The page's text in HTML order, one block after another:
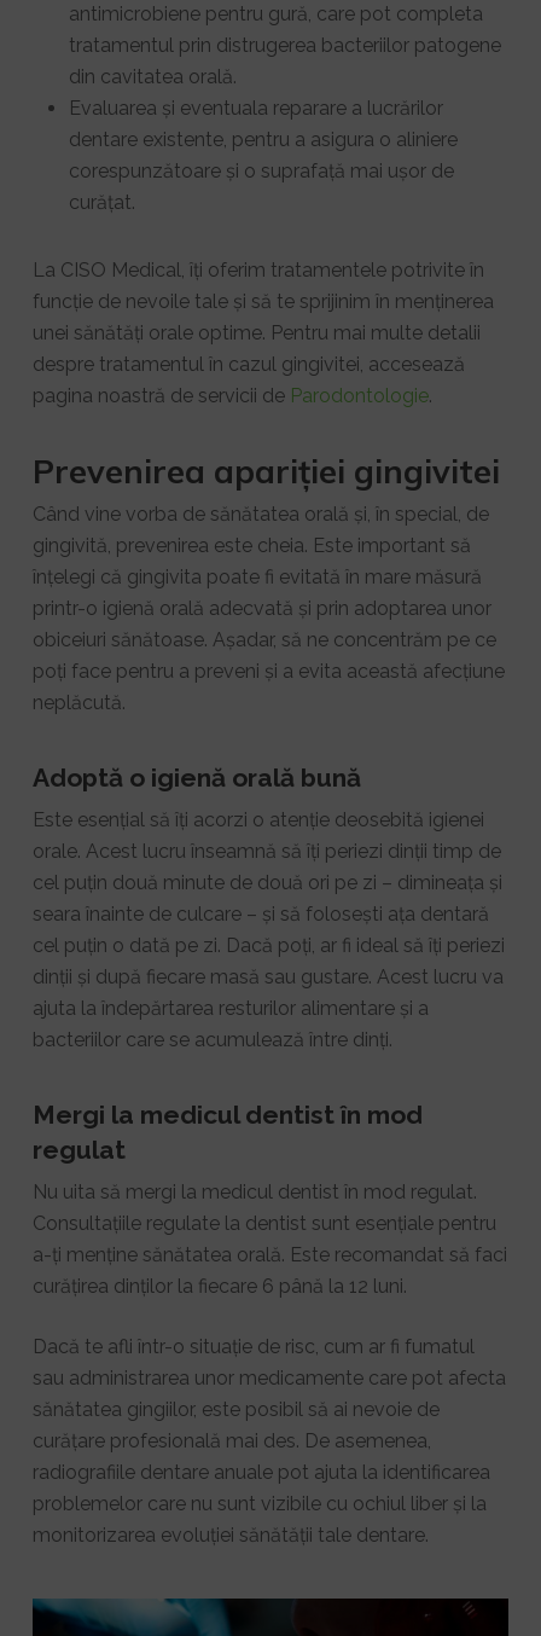
antimicrobiene pentru gură, care pot completa
tratamentul prin distrugerea bacteriilor patogene
din cavitatea orală.
Evaluarea și eventuala reparare a lucrărilor
dentare existente, pentru a asigura o aliniere
corespunzătoare și o suprafață mai ușor de
curățat.
La CISO Medical, îți oferim tratamentele potrivite în
funcție de nevoile tale și să te sprijinim în menținerea
unei sănătăți orale optime. Pentru mai multe detalii
despre tratamentul în cazul gingivitei, accesează
pagina noastră de servicii de Parodontologie.
Prevenirea apariției gingivitei
Când vine vorba de sănătatea orală și, în special, de
gingivită, prevenirea este cheia. Este important să
înțelegi că gingivita poate fi evitată în mare măsură
printr-o igienă orală adecvată și prin adoptarea unor
obiceiuri sănătoase. Așadar, să ne concentrăm pe ce
poți face pentru a preveni și a evita această afecțiune
neplăcută.
Adoptă o igienă orală bună
Este esențial să îți acorzi o atenție deosebită igienei
orale. Acest lucru înseamnă să îți periezi dinții timp de
cel puțin două minute de două ori pe zi – dimineața și
seara înainte de culcare – și să folosești ața dentară
cel puțin o dată pe zi. Dacă poți, ar fi ideal să îți periezi
dinții și după fiecare masă sau gustare. Acest lucru va
ajuta la îndepărtarea resturilor alimentare și a
bacteriilor care se acumulează între dinți.
Mergi la medicul dentist în mod
regulat
Nu uita să mergi la medicul dentist în mod regulat.
Consultațiile regulate la dentist sunt esențiale pentru
a-ți menține sănătatea orală. Este recomandat să faci
curățirea dinților la fiecare 6 până la 12 luni.
Dacă te afli într-o situație de risc, cum ar fi fumatul
sau administrarea unor medicamente care pot afecta
sănătatea gingiilor, este posibil să ai nevoie de
curățare profesională mai des. De asemenea,
radiografiile dentare anuale pot ajuta la identificarea
problemelor care nu sunt vizibile cu ochiul liber și la
monitorizarea evoluției sănătății tale dentare.